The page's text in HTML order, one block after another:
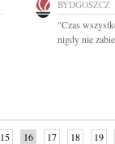
BYDGOSZCZ
"Czas
nigdy nie
15 16 17 18
19